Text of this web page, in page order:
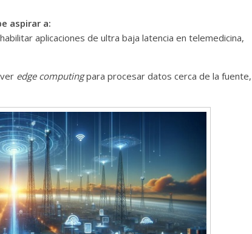
aspirar a:
aplicaciones de ultra baja latencia en telemedicina,
edge computingpara procesar datos cerca de la fuente,